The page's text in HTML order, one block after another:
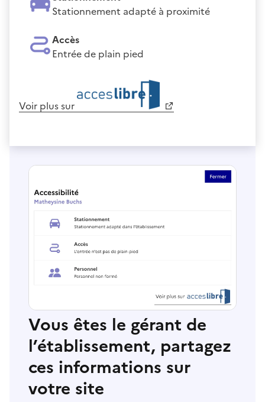
Stationnement adapté à proximité
Accès
Entrée de plain pied
Voir plus sur
Vous êtes le gérant de
l’établissement, partagez
ces informations sur
votre site